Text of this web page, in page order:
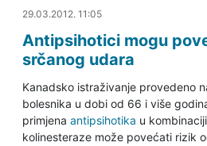
29.03.2012. 11:29
29.03.2012. 11:05
Antipsihotici mogu
srčanog udara
Kanadsko istraživanje provedeno
bolesnika u dobi od 66 i više
primjena antipsihotika u
kolinesteraze može povećati rizik